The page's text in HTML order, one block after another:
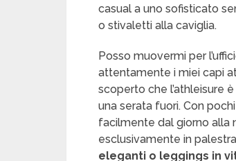
casual a uno sofisticato
o stivaletti alla caviglia.
Posso muovermi per
attentamente i miei capi
scoperto che l’athleisure
una serata fuori. Con
facilmente dal giorno alla
esclusivamente in
eleganti o leggings in